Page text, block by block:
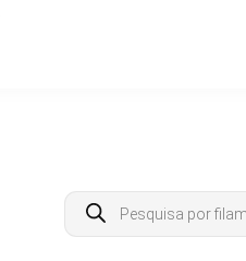
Products
search